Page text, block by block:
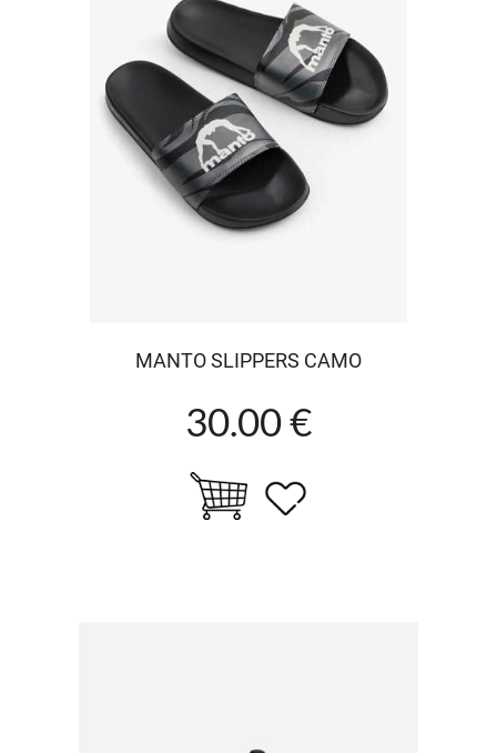
MANTO SLIPPERS CAMO
30.00 €